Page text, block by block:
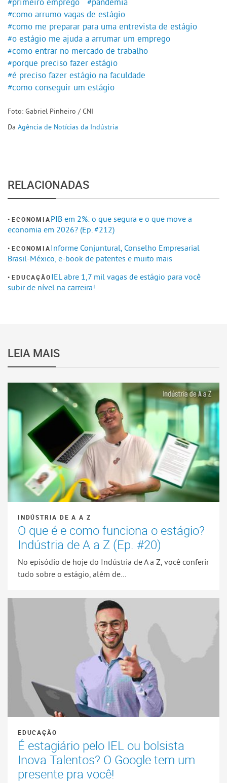
#primeiro emprego
#pandemia
#como arrumo vagas de estágio
#como me preparar para uma entrevista de estágio
#o estágio me ajuda a arrumar um emprego
#como entrar no mercado de trabalho
#porque preciso fazer estágio
#é preciso fazer estágio na faculdade
#como conseguir um estágio
Foto: Gabriel Pinheiro / CNI
Da Agência de Notícias da Indústria
RELACIONADAS
ECONOMIAPIB em 2%: o que segura e o que move a
economia em 2026? (Ep. #212)
ECONOMIAInforme Conjuntural, Conselho Empresarial
Brasil-México, e-book de patentes e muito mais
EDUCAÇÃOIEL abre 1,7 mil vagas de estágio para você
subir de nível na carreira!
LEIA MAIS
INDÚSTRIA DE A A Z
O que é e como funciona o estágio?
Indústria de A a Z (Ep. #20)
No episódio de hoje do Indústria de A a Z, você conferir
tudo sobre o estágio, além de...
EDUCAÇÃO
É estagiário pelo IEL ou bolsista
Inova Talentos? O Google tem um
presente pra você!